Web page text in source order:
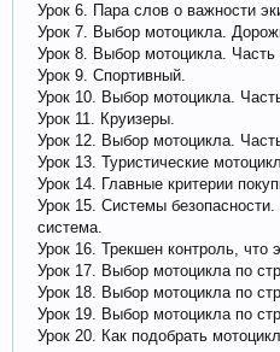
Урок 6. Пара слов о важности
Урок 7. Выбор мотоцикла.
Урок 8. Выбор мотоцикла. Часть
Урок 9. Спортивный.
Урок 10. Выбор мотоцикла.
Урок 11. Круизеры.
Урок 12. Выбор мотоцикла.
Урок 13. Туристические
Урок 14. Главные критерии
Урок 15. Системы безопасности.
система.
Урок 16. Трекшен контроль, что
Урок 17. Выбор мотоцикла по
Урок 18. Выбор мотоцикла по
Урок 19. Выбор мотоцикла по
Урок 20. Как подобрать